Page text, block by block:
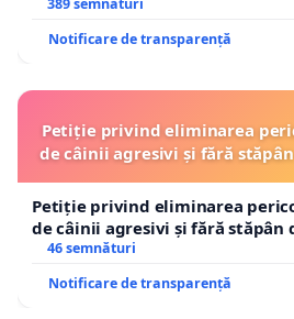
ROGOJAN
Notificare de transparență
Petiție privind eliminarea
de câinii agresivi și fără
Petiție privind eliminarea
de câinii agresivi și fără stăpân
46 semnături
Notificare de transparență